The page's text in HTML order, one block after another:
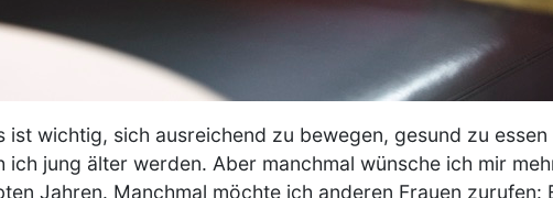
ist wichtig, sich ausreichend zu bewegen, gesund zu
jung älter werden. Aber manchmal wünsche ich mir
Jahren. Manchmal möchte ich anderen Frauen zurufen: